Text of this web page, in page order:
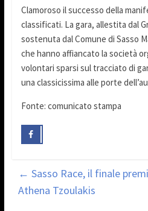
Clamoroso il successo della
classificati. La gara, allestita dal
sostenuta dal Comune di Sasso
che hanno affiancato la società
volontari sparsi sul tracciato di
una classicissima alle porte
Fonte: comunicato stampa
← Sasso Race, il finale
Athena Tzoulakis